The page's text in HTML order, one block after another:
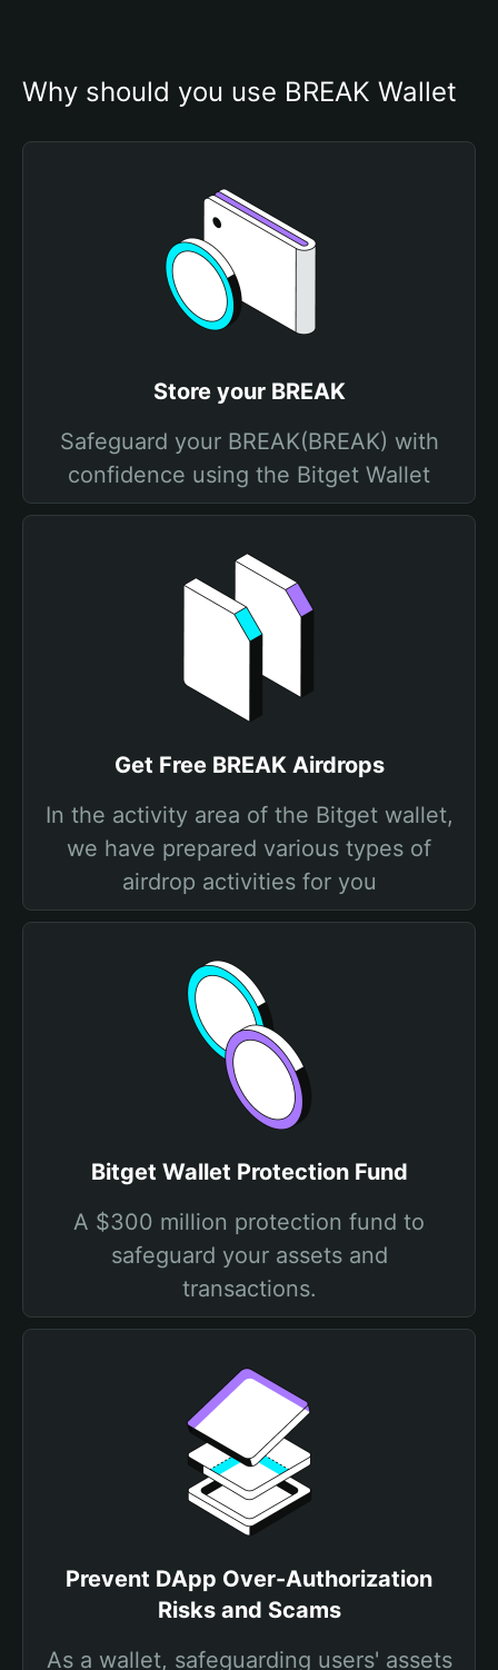
Why should you use BREAK Wallet
Store your BREAK
Safeguard your BREAK(BREAK) with
confidence using the Bitget Wallet
Get Free BREAK Airdrops
In the activity area of the Bitget wallet,
we have prepared various types of
airdrop activities for you
Bitget Wallet Protection Fund
A $300 million protection fund to
safeguard your assets and
transactions.
Prevent DApp Over-Authorization
Risks and Scams
As a wallet, safeguarding users' assets